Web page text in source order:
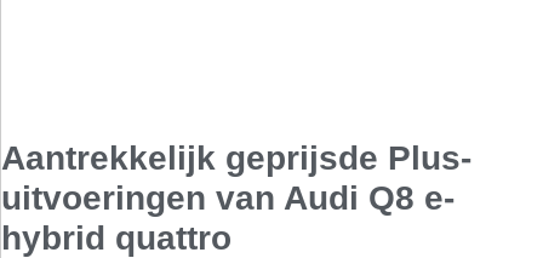
Aantrekkelijk geprijsde Plus-
uitvoeringen van Audi Q8 e-
hybrid quattro